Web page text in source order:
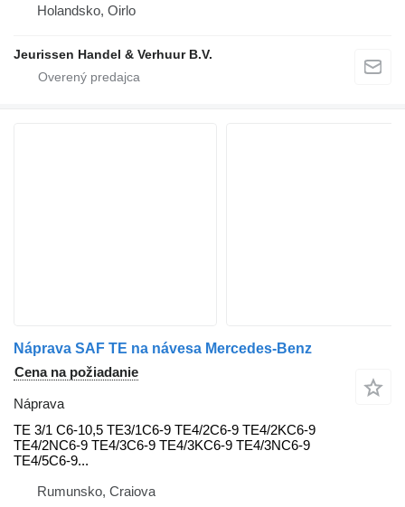
Holandsko, Oirlo
Jeurissen Handel & Verhuur B.V.
Náprava SAF TE na návesa Mercedes-Benz
Cena na požiadanie
Náprava
TE 3/1 C6-10,5 TE3/1C6-9 TE4/2C6-9 TE4/2KC6-9
TE4/2NC6-9 TE4/3C6-9 TE4/3KC6-9 TE4/3NC6-9
TE4/5C6-9...
Rumunsko, Craiova